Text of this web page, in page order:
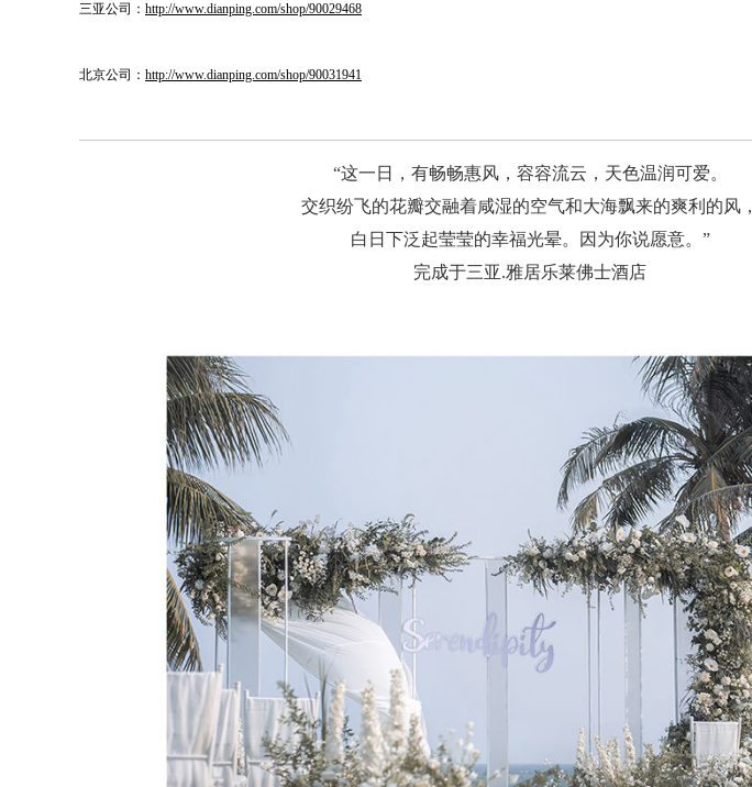
三亚公司： http://www.dianping.com/shop/90029468
北京公司： http://www.dianping.com/shop/90031941
“这一日，有畅畅惠风，容容流云，天色温润可爱。
交织纷飞的花瓣交融着咸湿的空气和大海飘来的爽利的风，
白日下泛起莹莹的幸福光晕。因为你说愿意。”
完成于三亚.雅居乐莱佛士酒店